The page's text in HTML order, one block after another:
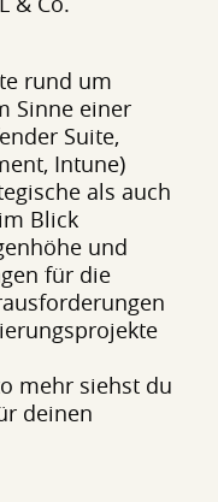
rund um
Sinne einer
Suite,
Intune)
als auch
Blick
und
für die
mehr siehst du
deinen